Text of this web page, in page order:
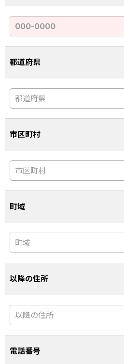
都道府県
市区町村
町域
以降の住所
電話番号